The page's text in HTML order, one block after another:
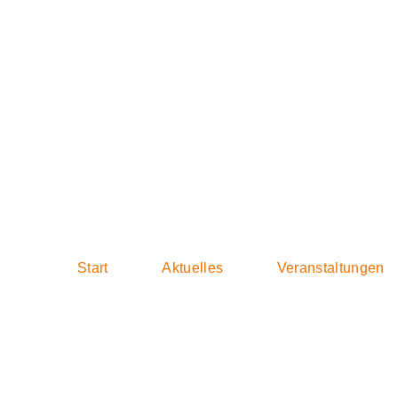
Start Aktuelles Veranstaltungen